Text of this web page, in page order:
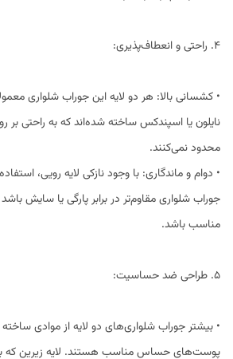
4. راحتی و انعطاف‌پذیری:
• کشسانی بالا: هر دو لایه این جوراب شلواری
نایلون یا اسپندکس ساخته شده‌اند که به راحتی
محدود نمی‌کنند.
• دوام و ماندگاری: با وجود نازکی لایه رویی،
جوراب شلواری مقاوم‌تر در برابر پارگی یا سایش
مناسب باشد.
5. طراحی ضد حساسیت:
• بیشتر جوراب شلواری‌های دو لایه از موادی
پوست‌های حساس مناسب هستند. لایه زیرین که